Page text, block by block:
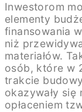
Inwestorom
elementy
finansowania
niż
materiałów.
osób, które w
trakcie
okazywały
opłaceniem